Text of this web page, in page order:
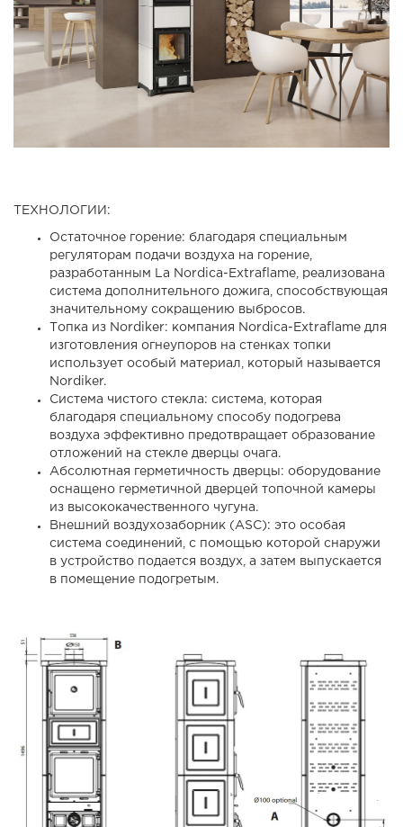
ТЕХНОЛОГИИ:
Остаточное горение: благодаря специальным
регуляторам подачи воздуха на горение,
разработанным La Nordica-Extraflame, реализована
система дополнительного дожига, способствующая
значительному сокращению выбросов.
Топка из Nordiker: компания Nordica-Extraflame для
изготовления огнеупоров на стенках топки
использует особый материал, который называется
Nordiker.
Система чистого стекла: система, которая
благодаря специальному способу подогрева
воздуха эффективно предотвращает образование
отложений на стекле дверцы очага.
Абсолютная герметичность дверцы: оборудование
оснащено герметичной дверцей топочной камеры
из высококачественного чугуна.
Внешний воздухозаборник (ASC): это особая
система соединений, с помощью которой снаружи
в устройство подается воздух, а затем выпускается
в помещение подогретым.